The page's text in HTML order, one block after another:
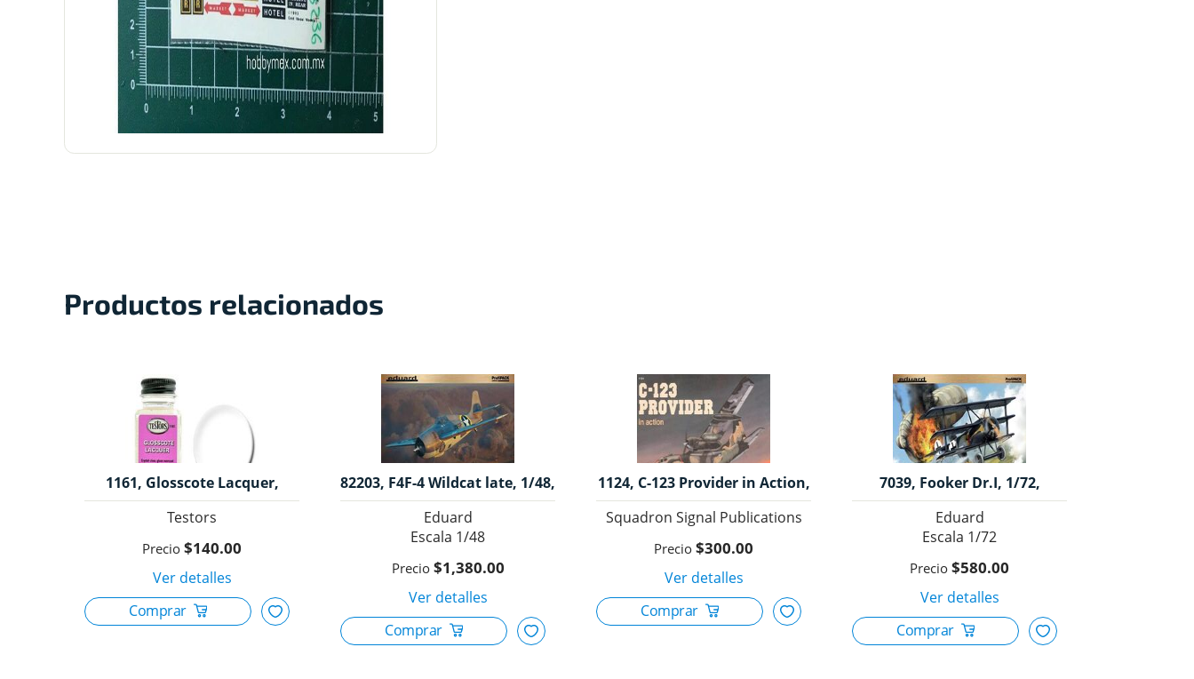
Productos relacionados
1161, Glosscote Lacquer,
Testors.
Testors
$140.00
82203, F4F-4 Wildcat late, 1/48,
Eduard.
Eduard
1/48
$1,380.00
1124, C-123 Provider in Action,
Suqadron/Signal Productions.
Squadron Signal Publications
$300.00
7039, Fooker Dr.I, 1/72,
Eduard.
Eduard
1/72
$580.00